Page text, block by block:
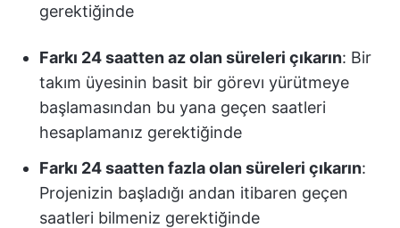
gerektiğinde
Farkı 24 saatten az olan süreleri çıkarın: Bir
takım üyesinin basit bir görevı yürütmeye
başlamasından bu yana geçen saatleri
hesaplamanız gerektiğinde
Farkı 24 saatten fazla olan süreleri çıkarın:
Projenizin başladığı andan itibaren geçen
saatleri bilmeniz gerektiğinde